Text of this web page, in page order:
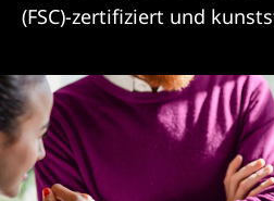
(FSC)-zertifiziert und